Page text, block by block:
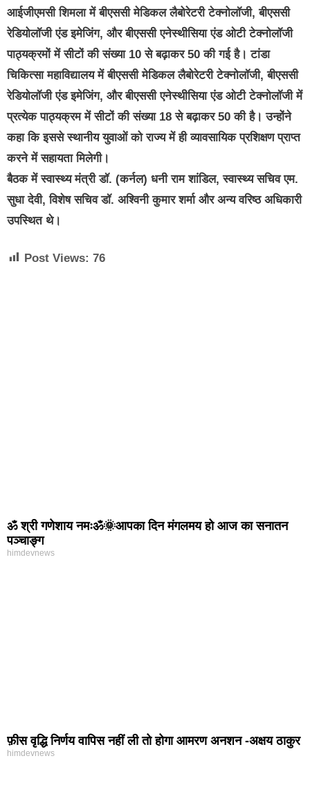
आईजीएमसी शिमला में बीएससी मेडिकल लैबोरेटरी टेक्नोलॉजी, बीएससी
रेडियोलॉजी एंड इमेजिंग, और बीएससी एनेस्थीसिया एंड ओटी टेक्नोलॉजी
पाठ्यक्रमों में सीटों की संख्या 10 से बढ़ाकर 50 की गई है। टांडा
चिकित्सा महाविद्यालय में बीएससी मेडिकल लैबोरेटरी टेक्नोलॉजी, बीएससी
रेडियोलॉजी एंड इमेजिंग, और बीएससी एनेस्थीसिया एंड ओटी टेक्नोलॉजी में
प्रत्येक पाठ्यक्रम में सीटों की संख्या 18 से बढ़ाकर 50 की है। उन्होंने
कहा कि इससे स्थानीय युवाओं को राज्य में ही व्यावसायिक प्रशिक्षण प्राप्त
करने में सहायता मिलेगी।
बैठक में स्वास्थ्य मंत्री डॉ. (कर्नल) धनी राम शांडिल, स्वास्थ्य सचिव एम.
सुधा देवी, विशेष सचिव डॉ. अश्विनी कुमार शर्मा और अन्य वरिष्ठ अधिकारी
उपस्थित थे।
Post Views: 76
ॐ श्री गणेशाय नमःॐ🌞आपका दिन मंगलमय हो आज का सनातन
पञ्चाङ्ग
himdevnews
फ़ीस वृद्धि निर्णय वापिस नहीं ली तो होगा आमरण अनशन -अक्षय ठाकुर
himdevnews